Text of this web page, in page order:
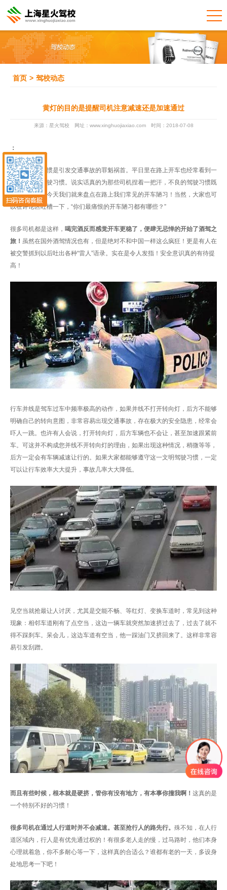
首页 > 驾校动态
黄灯的目的是提醒司机注意减速还是加速通过
来源：星火驾校 网址：www.xinghuojiaxiao.com 时间：2018-07-08
：
不良的开车习惯是引发交通事故的罪魁祸首。平日里在路上开车也经常看到一
些不文明的驾驶习惯。说实话真的为那些司机捏着一把汗，不良的驾驶习惯既
害人又害己。今天我们就来盘点在路上我们常见的开车陋习！当然，大家也可
以在评论区吐槽一下，“你们最痛恨的开车陋习都有哪些？”
很多司机都是这样， 喝完酒反而感觉开车更稳了，便肆无忌惮的开始了酒驾之
旅！ 虽然在国外酒驾情况也有，但是绝对不和中国一样这么疯狂！更是有人在
被交警抓到以后吐出各种“雷人”语录。实在是令人发指！安全意识真的有待提
高！
行车并线是驾车过车中频率极高的动作，如果并线不打开转向灯，后方不能够
明确自己的转向意图，非常容易出现交通事故，存在极大的安全隐患，经常会
吓人一跳。也许有人会说，打开转向灯，后方车辆也不会让，甚至加速跟紧前
车。可这并不构成您并线不开转向灯的理由，如果出现这种情况，稍微等等，
后方一定会有车辆减速让行的。如果大家都能够遵守这一文明驾驶习惯，一定
可以让行车效率大大提升，事故几率大大降低。
见空当就抢最让人讨厌，尤其是交能不畅、等红灯、变换车道时，常见到这种
现象：相邻车道刚有了点空当，这边一辆车就突然加速挤过去了，过去了就不
得不踩刹车。呆会儿，这边车道有空当，他一踩油门又挤回来了。这样非常容
易引发刮蹭。
而且有些时候，根本就是硬挤，管你有没有地方，有本事你撞我啊！ 这真的是
一个特别不好的习惯！
很多司机在通过人行道时并不会减速。甚至抢行人的路先行。 殊不知，在人行
道区域内，行人是有优先通过权的！有很多老人走的慢，过马路时，他们本身
心理就着急，你不多耐心等一下，这样真的合适么？谁都有老的一天，多设身
处地思考一下吧！